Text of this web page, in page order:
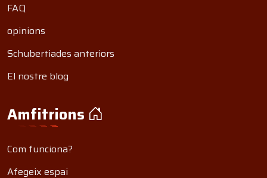
FAQ
opinions
Schubertiades anteriors
El nostre blog
Amfitrions
Com funciona?
Afegeix espai